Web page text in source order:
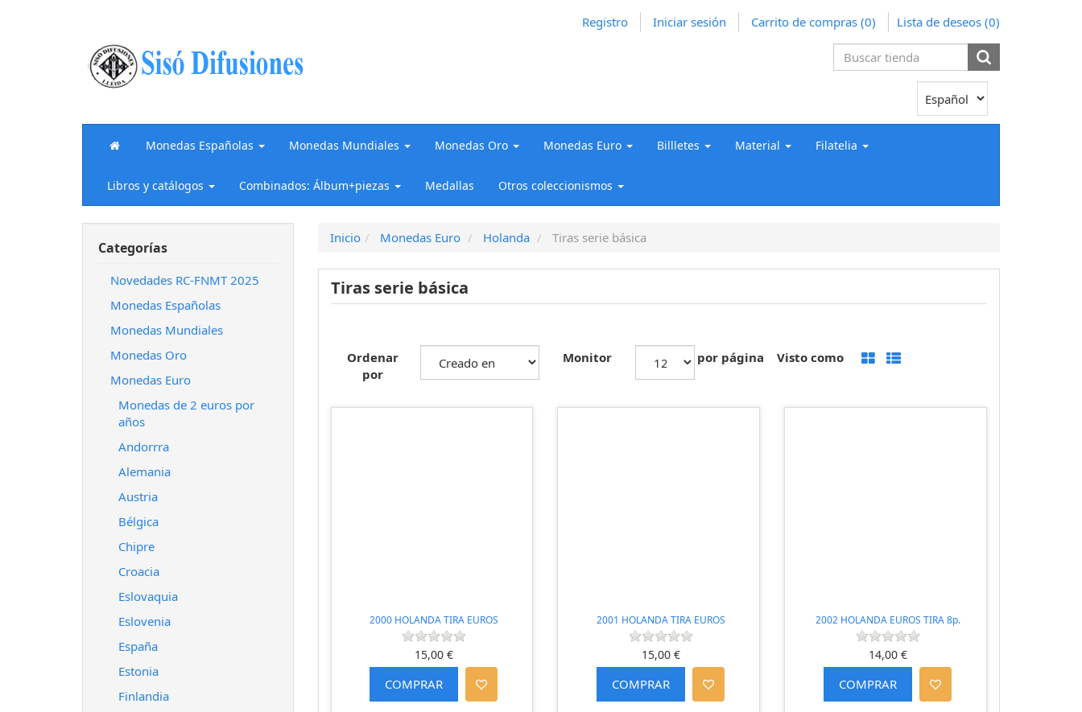
Registro Iniciar sesión Carrito de compras (0) Lista de deseos (0)
Monedas Españolas Monedas Mundiales Monedas Oro Monedas Euro Billletes Material Filatelia
Libros y catálogos Combinados: Álbum+piezas Medallas Otros coleccionismos
Categorías
Novedades RC-FNMT 2025
Monedas Españolas
Monedas Mundiales
Monedas Oro
Monedas Euro
Monedas de 2 euros por
años
Andorrra
Alemania
Austria
Bélgica
Chipre
Croacia
Eslovaquia
Eslovenia
España
Estonia
Finlandia
Inicio Monedas Euro Holanda Tiras serie básica
Tiras serie básica
Ordenar
por
Monitor por página Visto como
2000 HOLANDA TIRA EUROS
15,00 €
2001 HOLANDA TIRA EUROS
15,00 €
2002 HOLANDA EUROS TIRA 8p.
14,00 €